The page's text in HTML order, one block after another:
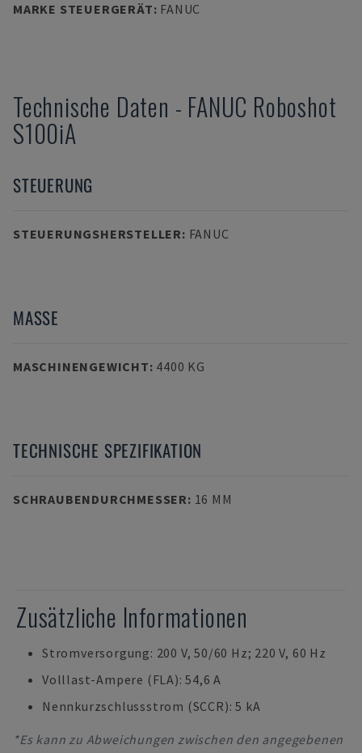
MARKE STEUERGERÄT: FANUC
Technische Daten - FANUC Roboshot
S100iA
STEUERUNG
STEUERUNGSHERSTELLER: FANUC
MASSE
MASCHINENGEWICHT: 4400 KG
TECHNISCHE SPEZIFIKATION
SCHRAUBENDURCHMESSER: 16 MM
Zusätzliche Informationen
Stromversorgung: 200 V, 50/60 Hz; 220 V, 60 Hz
Volllast-Ampere (FLA): 54,6 A
Nennkurzschlussstrom (SCCR): 5 kA
*Es kann zu Abweichungen zwischen den angegebenen